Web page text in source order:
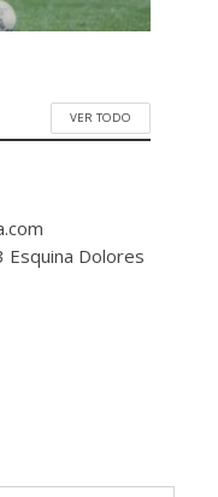
VER TODO
Esquina Dolores